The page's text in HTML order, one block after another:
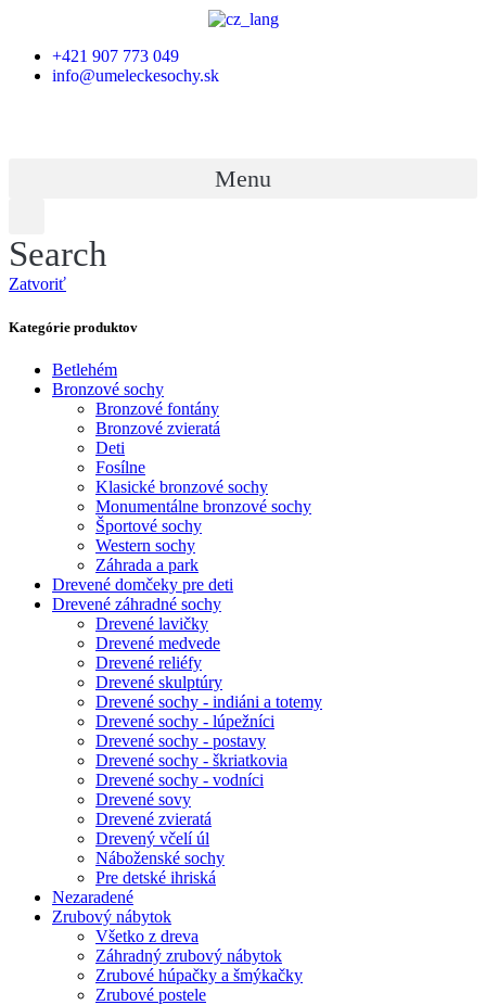
+421 907 773 049
info@umeleckesochy.sk
Menu
Search
Zatvoriť
Kategórie produktov
Betlehém
Bronzové sochy
Bronzové fontány
Bronzové zvieratá
Deti
Fosílne
Klasické bronzové sochy
Monumentálne bronzové sochy
Športové sochy
Western sochy
Záhrada a park
Drevené domčeky pre deti
Drevené záhradné sochy
Drevené lavičky
Drevené medvede
Drevené reliéfy
Drevené skulptúry
Drevené sochy - indiáni a totemy
Drevené sochy - lúpežníci
Drevené sochy - postavy
Drevené sochy - škriatkovia
Drevené sochy - vodníci
Drevené sovy
Drevené zvieratá
Drevený včelí úl
Náboženské sochy
Pre detské ihriská
Nezaradené
Zrubový nábytok
Všetko z dreva
Záhradný zrubový nábytok
Zrubové húpačky a šmýkačky
Zrubové postele